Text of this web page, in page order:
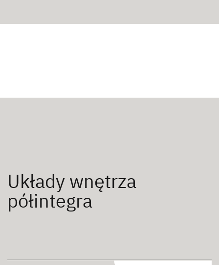
Układy wnętrza
półintegra